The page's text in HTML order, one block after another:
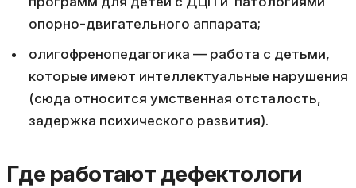
опорно-двигательного аппарата;
олигофренопедагогика — работа с детьми,
которые имеют интеллектуальные нарушения
(сюда относится умственная отсталость,
задержка психического развития).
Где работают дефектологи